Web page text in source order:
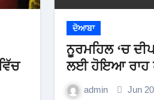
ਦੋਆਬਾ
ਨੂਰਮਹਿਲ ‘ਚ
ਲਈ ਹੋਇਆ ਰਾਹ
admin Jun